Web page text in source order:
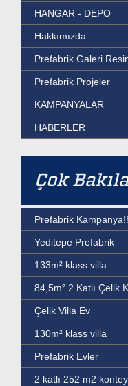
HANGAR - DEPO
Hakkımızda
Prefabrik Galeri
Prefabrik Projeler
KAMPANYALAR
HABERLER
Çok
Prefabrik
Yeditepe Prefabrik
133m² klass villa
84,5m² 2 Katlı Çelik
Çelik Villa Ev
130m² klass villa
Prefabrik Evler
2 katlı 252 m2